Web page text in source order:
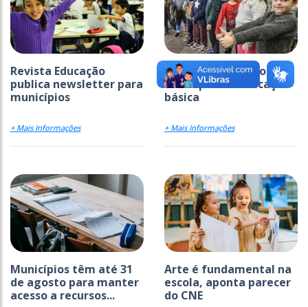
Revista Educação
publica newsletter para
municípios
+ Mais Informações
Ideb avança em todas
as etapas da educação
básica
+ Mais Informações
Municípios têm até 31
de agosto para manter
acesso a recursos...
Arte é fundamental na
escola, aponta parecer
do CNE